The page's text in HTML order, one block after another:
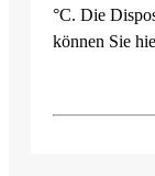
°C. Die
können Sie